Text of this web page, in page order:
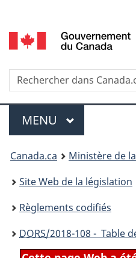
selection
Recherche
Menu
MENU PRINCIPAL
You
are
here:
Canada.ca
Ministère de
Site Web de la législation
Règlements codifiés
DORS/2018-108 - Table